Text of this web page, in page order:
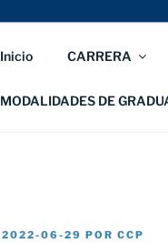
Inicio CARRERA
MODALIDADES DE
PUBLICADO
2022-06-29 POR CCP